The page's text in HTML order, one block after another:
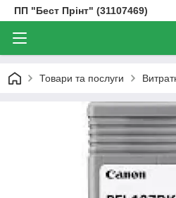
ПП "Бест Прінт" (31107469)
Товари та послуги